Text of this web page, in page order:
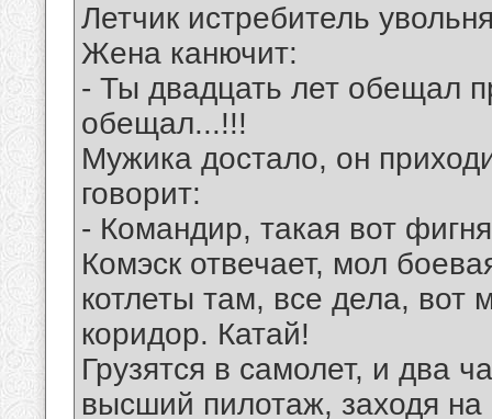
Летчик истребитель
Жена канючит:
- Ты двадцать лет обещал
обещал...!!!
Мужика достало, он
говорит:
- Командир, такая вот
Комэск отвечает, мол
котлеты там, все дела, вот
коридор. Катай!
Грузятся в самолет, и два
высший пилотаж, заходя на